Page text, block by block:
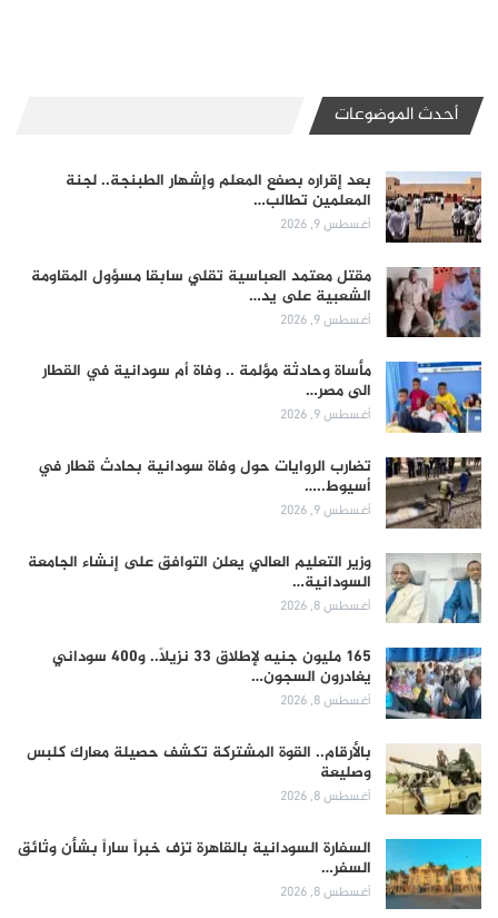
أحدث الموضوعات
بعد إقراره بصفع المعلم وإشهار الطبنجة.. لجنة
المعلمين تطالب…
أغسطس 9, 2026
مقتل معتمد العباسية تقلي سابقا مسؤول المقاومة
الشعبية على يد…
أغسطس 9, 2026
مأساة وحادثة مؤلمة .. وفاة أم سودانية في القطار
الى مصر…
أغسطس 9, 2026
تضارب الروايات حول وفاة سودانية بحادث قطار في
أسيوط..…
أغسطس 9, 2026
وزير التعليم العالي يعلن التوافق على إنشاء الجامعة
السودانية…
أغسطس 8, 2026
165 مليون جنيه لإطلاق 33 نزيلاً.. و400 سوداني
يغادرون السجون…
أغسطس 8, 2026
بالأرقام.. القوة المشتركة تكشف حصيلة معارك كلبس
وصليعة
أغسطس 8, 2026
السفارة السودانية بالقاهرة تزف خبراً ساراً بشأن وثائق
السفر…
أغسطس 8, 2026